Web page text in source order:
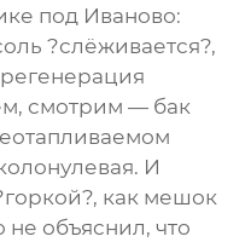
под Иваново:
?слёживается?,
смотрим — бак
И
как мешок
объяснил, что